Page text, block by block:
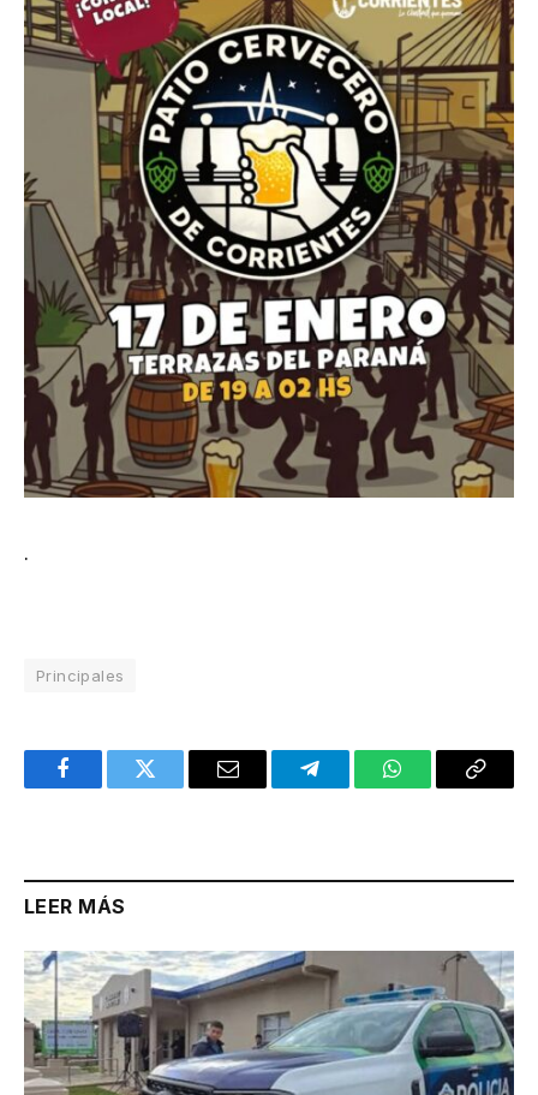
.
Principales
FacebookTwitter Email TelegramWhatsAppCopy
LEER MÁS